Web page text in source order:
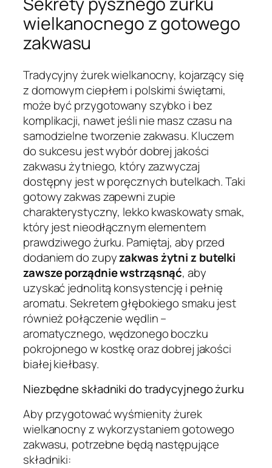
wielkanocnego z gotowego
zakwasu
Tradycyjny żurek wielkanocny, kojarzący się
z domowym ciepłem i polskimi świętami,
może być przygotowany szybko i bez
komplikacji, nawet jeśli nie masz czasu na
samodzielne tworzenie zakwasu. Kluczem
do sukcesu jest wybór dobrej jakości
zakwasu żytniego, który zazwyczaj
dostępny jest w poręcznych butelkach. Taki
gotowy zakwas zapewni zupie
charakterystyczny, lekko kwaskowaty smak,
który jest nieodłącznym elementem
prawdziwego żurku. Pamiętaj, aby przed
dodaniem do zupyzakwas żytni z butelki
zawsze porządnie wstrząsnąć, aby
uzyskać jednolitą konsystencję i pełnię
aromatu. Sekretem głębokiego smaku jest
również połączenie wędlin –
aromatycznego, wędzonego boczku
pokrojonego w kostkę oraz dobrej jakości
białej kiełbasy.
Niezbędne składniki do tradycyjnego żurku
Aby przygotować wyśmienity żurek
wielkanocny z wykorzystaniem gotowego
zakwasu, potrzebne będą następujące
składniki: